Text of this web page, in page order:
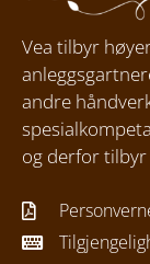
Vea tilbyr
andre
og derfor